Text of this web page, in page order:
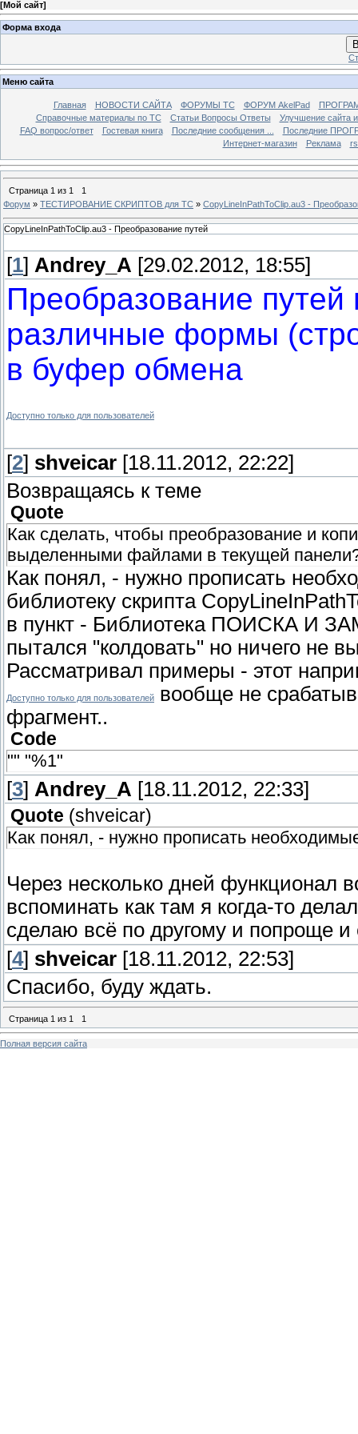
[Мой сайт]
Форма входа
Меню сайта
Главная НОВОСТИ САЙТА ФОРУМЫ TC ФОРУМ AkelPad
Справочные материалы по TС
Статьи Вопросы Ответы
Улучшение сайта
FAQ вопрос/ответ
Гостевая книга Последние сообщения ...
Последние
Интернет-магазин
Реклама
Страница 1 из 1
1
Форум » ТЕСТИРОВАНИЕ СКРИПТОВ для TC » CopyLineInPathToClip.au3 -
CopyLineInPathToClip.au3 - Преобразование путей
[1] Andrey_A [29.02.2012, 18:55]
Преобразование
различные формы
в буфер обмена
Доступно только для пользователей
[2] shveicar [18.11.2012, 22:22]
Возвращаясь к теме
Quote
Как сделать, чтобы преобразование и
выделенными файлами в текущей
Как понял, - нужно прописать
библиотеку скрипта
в пункт - Библиотека ПОИСКА И
пытался "колдовать" но ничего не
Рассматривал примеры - этот
Доступно только для пользователей
вообще не
фрагмент..
Code
"" "%1"
[3] Andrey_A [18.11.2012, 22:33]
Quote (shveicar)
Как понял, - нужно прописать
Через несколько дней функционал
вспоминать как там я когда-то
сделаю всё по другому и попроще
[4] shveicar [18.11.2012, 22:53]
Спасибо, буду ждать.
Страница 1 из 1 1
Полная версия сайта